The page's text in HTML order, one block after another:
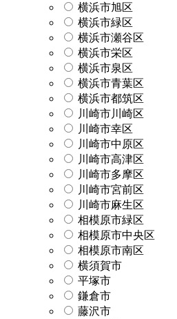
横浜市旭区
横浜市緑区
横浜市瀬谷区
横浜市栄区
横浜市泉区
横浜市青葉区
横浜市都筑区
川崎市川崎区
川崎市幸区
川崎市中原区
川崎市高津区
川崎市多摩区
川崎市宮前区
川崎市麻生区
相模原市緑区
相模原市中央区
相模原市南区
横須賀市
平塚市
鎌倉市
藤沢市